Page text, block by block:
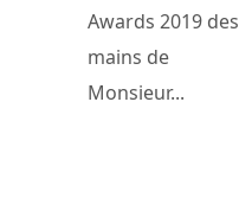
Awards 2019 des
mains de
Monsieur...